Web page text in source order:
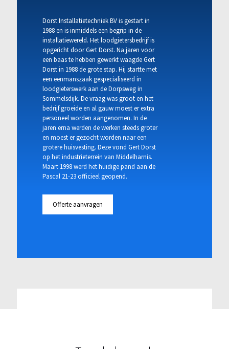
Dorst Installatietechniek BV is gestart in
1988 en is inmiddels een begrip in de
installatiewereld. Het loodgietersbedrijf is
opgericht door Gert Dorst. Na jaren voor
een baas te hebben gewerkt waagde Gert
Dorst in 1988 de grote stap. Hij startte met
een eenmanszaak gespecialiseerd in
loodgieterswerk aan de Dorpsweg in
Sommelsdijk. De vraag was groot en het
bedrijf groeide en al gauw moest er extra
personeel worden aangenomen. In de
jaren erna werden de werken steeds groter
en moest er gezocht worden naar een
grotere huisvesting. Deze vond Gert Dorst
op het industrieterrein van Middelharnis.
Maart 1998 werd het huidige pand aan de
Pascal 21-23 officieel geopend.
Offerte aanvragen